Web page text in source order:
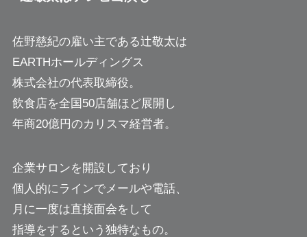
佐野慈紀の雇い主である辻敬太は
EARTHホールディングス
株式会社の代表取締役。
飲食店を全国50店舗ほど展開し
年商20億円のカリスマ経営者。
企業サロンを開設しており
個人的にラインでメールや電話、
月に一度は直接面会をして
指導をするという独特なもの。